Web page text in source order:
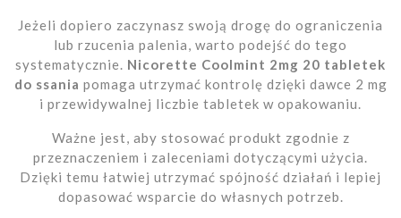
Jeżeli dopiero zaczynasz swoją drogę do ograniczenia
lub rzucenia palenia, warto podejść do tego
systematycznie. Nicorette Coolmint 2mg 20 tabletek
do ssania pomaga utrzymać kontrolę dzięki dawce 2 mg
i przewidywalnej liczbie tabletek w opakowaniu.
Ważne jest, aby stosować produkt zgodnie z
przeznaczeniem i zaleceniami dotyczącymi użycia.
Dzięki temu łatwiej utrzymać spójność działań i lepiej
dopasować wsparcie do własnych potrzeb.